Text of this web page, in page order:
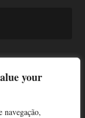
your
navegação,